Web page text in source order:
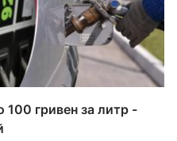
100 гривен за литр -